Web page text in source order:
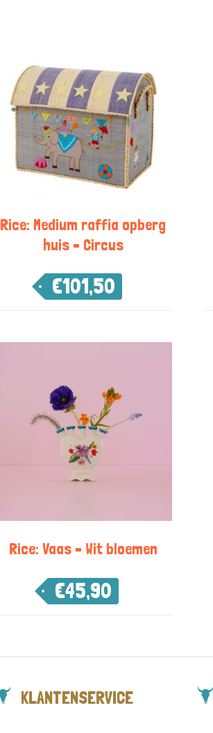
Rice: Medium raffia opberg
huis – Circus
€101,50
Rice: Vaas – Wit bloemen
€45,90
KLANTENSERVICE